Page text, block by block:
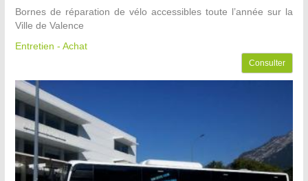
Bornes de réparation de vélo accessibles toute l’année sur la
Ville de Valence
Entretien - Achat
Consulter